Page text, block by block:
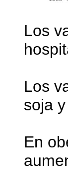
Los
Los
soja
En